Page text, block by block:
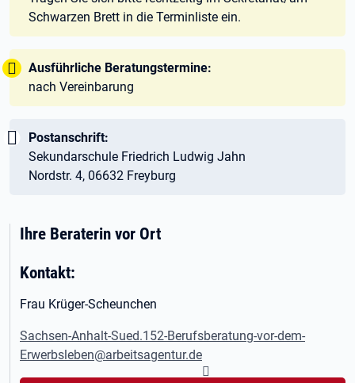
Schwarzen Brett in die Terminliste ein.
Tipp:
Ausführliche Beratungstermine:
nach Vereinbarung
Wichtig:
Postanschrift:
Sekundarschule Friedrich Ludwig Jahn
Nordstr. 4, 06632 Freyburg
Ihre Beraterin vor Ort
Kontakt:
Frau Krüger-Scheunchen
Sachsen-Anhalt-Sued.152-Berufsberatung-vor-dem-
Erwerbsleben@arbeitsagentur.de